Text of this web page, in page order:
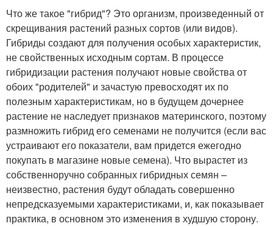
Что же такое "гибрид"? Это организм, произведенный от
скрещивания растений разных сортов (или видов).
Гибриды создают для получения особых характеристик,
не свойственных исходным сортам. В процессе
гибридизации растения получают новые свойства от
обоих "родителей" и зачастую превосходят их по
полезным характеристикам, но в будущем дочернее
растение не наследует признаков материнского, поэтому
размножить гибрид его семенами не получится (если вас
устраивают его показатели, вам придется ежегодно
покупать в магазине новые семена). Что вырастет из
собственноручно собранных гибридных семян –
неизвестно, растения будут обладать совершенно
непредсказуемыми характеристиками, и, как показывает
практика, в основном это изменения в худшую сторону.